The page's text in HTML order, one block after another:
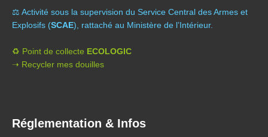
⚖️ Activité sous la supervision du Service Central des Armes et
Explosifs (SCAE), rattaché au Ministère de l’Intérieur.
♻️ Point de collecte ECOLOGIC
➝ Recycler mes douilles
Réglementation & Infos